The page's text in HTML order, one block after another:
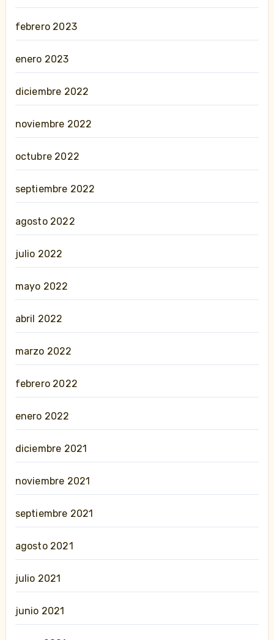
febrero 2023
enero 2023
diciembre 2022
noviembre 2022
octubre 2022
septiembre 2022
agosto 2022
julio 2022
mayo 2022
abril 2022
marzo 2022
febrero 2022
enero 2022
diciembre 2021
noviembre 2021
septiembre 2021
agosto 2021
julio 2021
junio 2021